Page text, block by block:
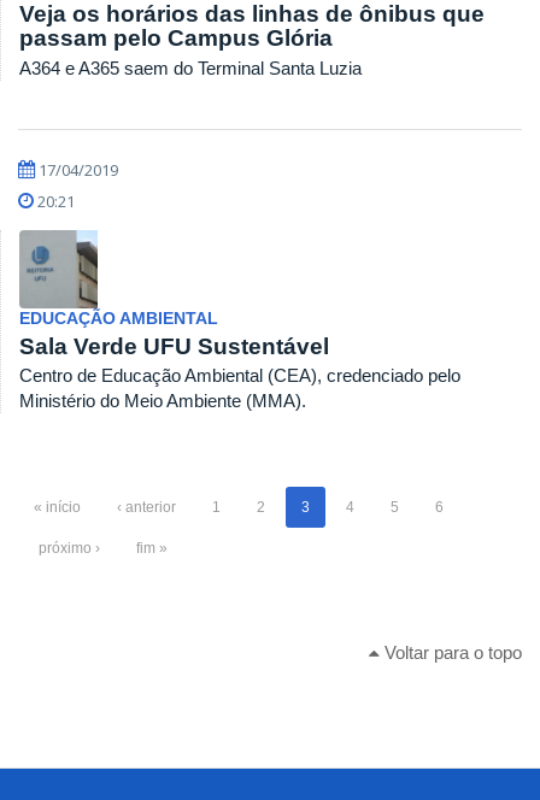
Veja os horários das linhas de ônibus que
passam pelo Campus Glória
A364 e A365 saem do Terminal Santa Luzia
17/04/2019
20:21
EDUCAÇÃO AMBIENTAL
Sala Verde UFU Sustentável
Centro de Educação Ambiental (CEA), credenciado pelo
Ministério do Meio Ambiente (MMA).
« início ‹ anterior 1 2 3 4 5 6
próximo › fim »
Voltar para o topo